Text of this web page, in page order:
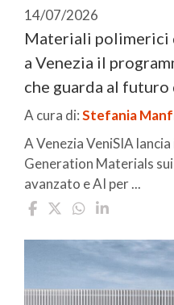
14/07/2026
Materiali polimerici
a Venezia il
che guarda al
A cura di:Stefania
A Venezia VeniSIA
Generation Materials
avanzato e AI per ...